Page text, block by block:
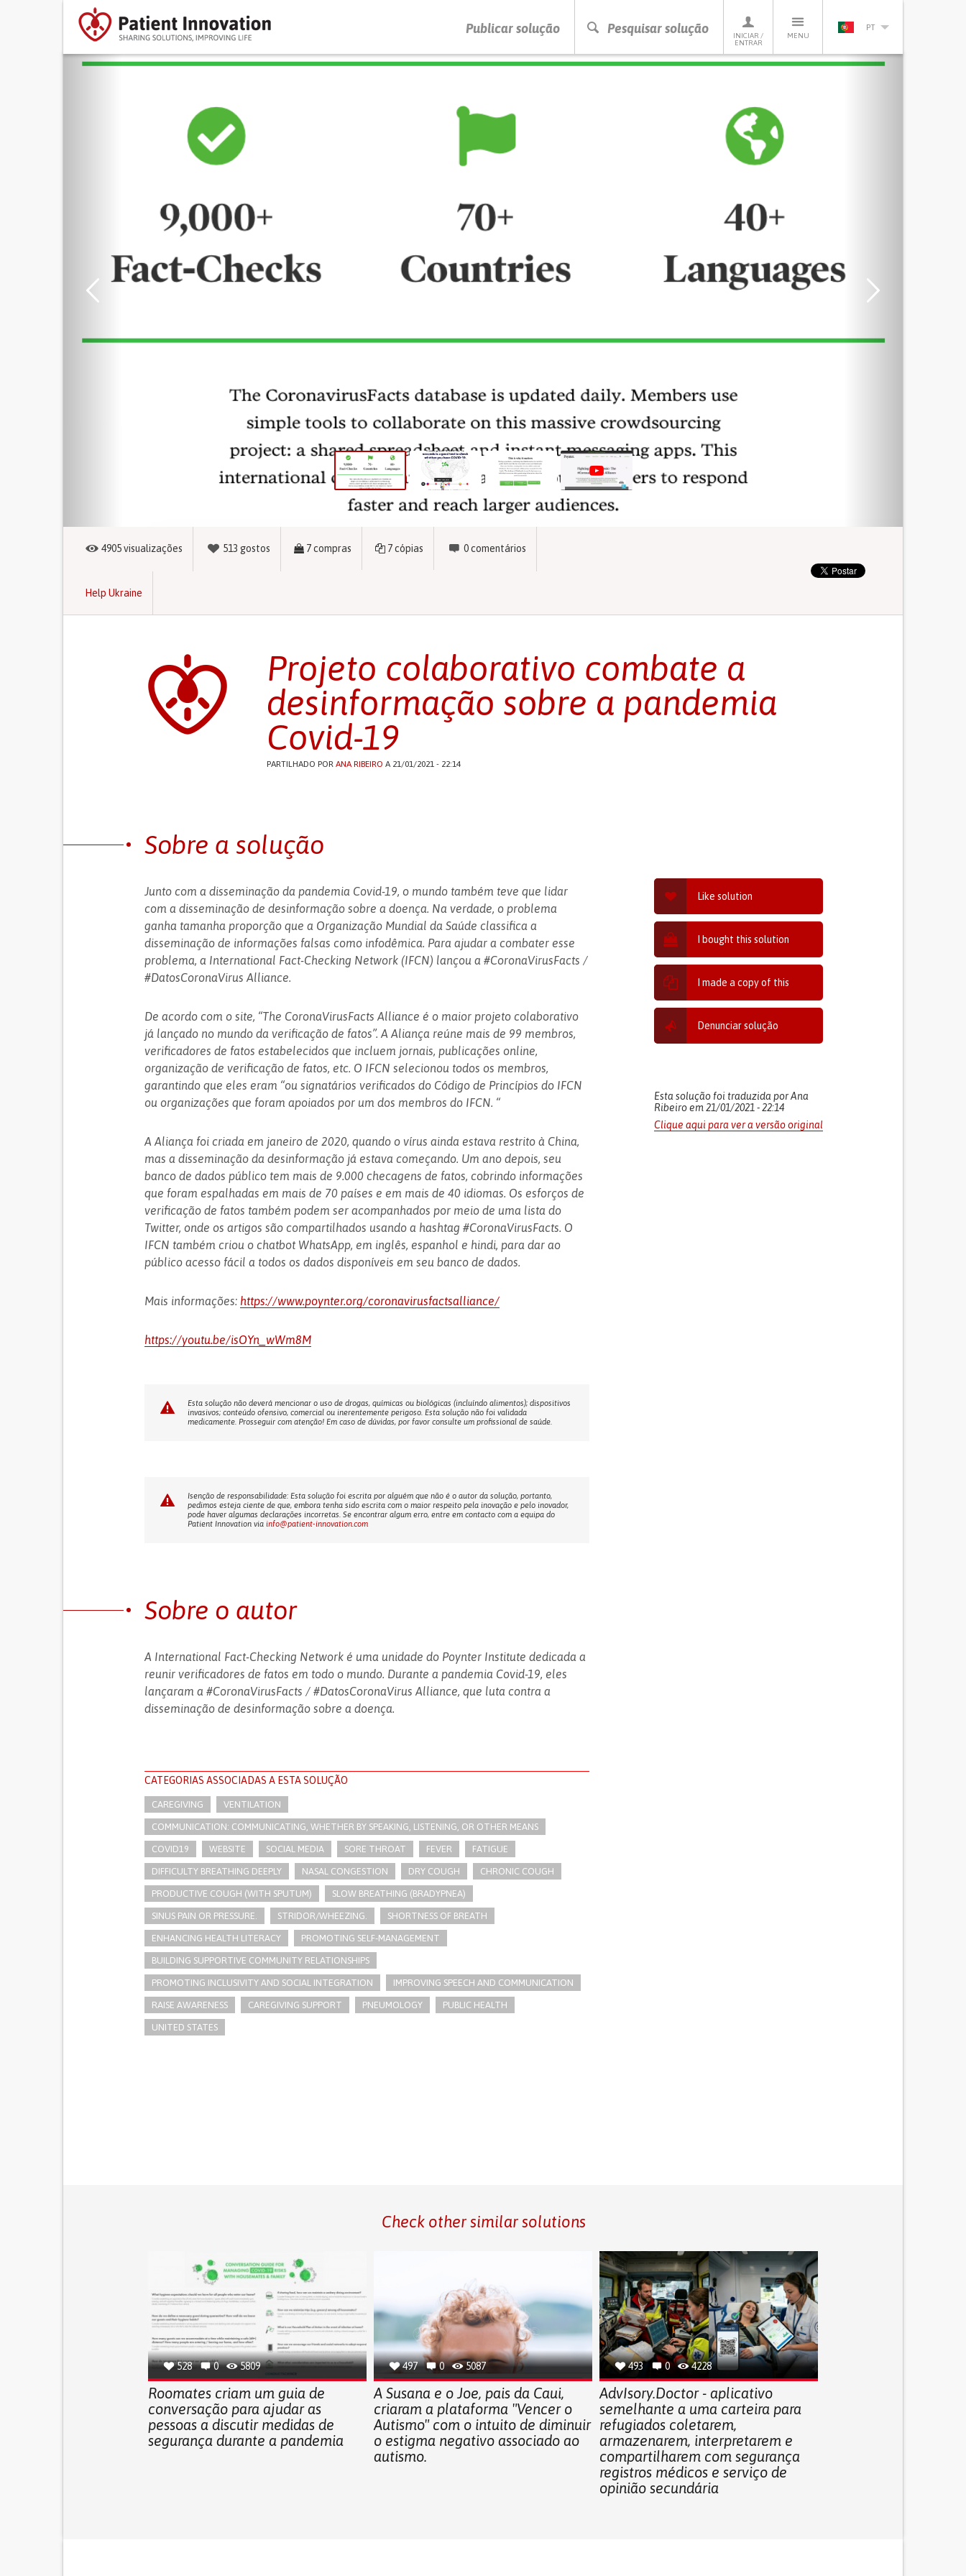
Publicar solução Pesquisar solução
INICIAR /
ENTRAR
MENU
PT
PRESSIONE ENTER PARA PESQUISAR
Previous Next
4905visualizações 513 gostos 7compras 7cópias 0comentários
Help Ukraine
Projeto colaborativo combate a
desinformação sobre a pandemia
Covid-19
PARTILHADO POR ANA RIBEIRO A 21/01/2021 - 22:14
Like solution
I bought this solution
I made a copy of this
Denunciar solução
Esta solução foi traduzida por Ana
Ribeiro em 21/01/2021 - 22:14
Clique aqui para ver a versão original
Sobre a solução
Junto com a disseminação da pandemia Covid-19, o mundo também teve que lidar
com a disseminação de desinformação sobre a doença. Na verdade, o problema
ganha tamanha proporção que a Organização Mundial da Saúde classifica a
disseminação de informações falsas como infodêmica. Para ajudar a combater esse
problema, a International Fact-Checking Network (IFCN) lançou a #CoronaVirusFacts /
#DatosCoronaVirus Alliance.
De acordo com o site, “The CoronaVirusFacts Alliance é o maior projeto colaborativo
já lançado no mundo da verificação de fatos”. A Aliança reúne mais de 99 membros,
verificadores de fatos estabelecidos que incluem jornais, publicações online,
organização de verificação de fatos, etc. O IFCN selecionou todos os membros,
garantindo que eles eram “ou signatários verificados do Código de Princípios do IFCN
ou organizações que foram apoiados por um dos membros do IFCN. “
A Aliança foi criada em janeiro de 2020, quando o vírus ainda estava restrito à China,
mas a disseminação da desinformação já estava começando. Um ano depois, seu
banco de dados público tem mais de 9.000 checagens de fatos, cobrindo informações
que foram espalhadas em mais de 70 países e em mais de 40 idiomas. Os esforços de
verificação de fatos também podem ser acompanhados por meio de uma lista do
Twitter, onde os artigos são compartilhados usando a hashtag #CoronaVirusFacts. O
IFCN também criou o chatbot WhatsApp, em inglês, espanhol e hindi, para dar ao
público acesso fácil a todos os dados disponíveis em seu banco de dados.
Mais informações: https://www.poynter.org/coronavirusfactsalliance/
https://youtu.be/isOYn_wWm8M
Esta solução não deverá mencionar o uso de drogas, químicas ou biológicas (incluíndo alimentos); dispositivos
invasivos; conteúdo ofensivo, comercial ou inerentemente perigoso. Esta solução não foi validada
medicamente. Prosseguir com atenção! Em caso de dúvidas, por favor consulte um profissional de saúde.
Isenção de responsabilidade: Esta solução foi escrita por alguém que não é o autor da solução, portanto,
pedimos esteja ciente de que, embora tenha sido escrita com o maior respeito pela inovação e pelo inovador,
pode haver algumas declarações incorretas. Se encontrar algum erro, entre em contacto com a equipa do
Patient Innovation via info@patient-innovation.com
Sobre o autor
A International Fact-Checking Network é uma unidade do Poynter Institute dedicada a
reunir verificadores de fatos em todo o mundo. Durante a pandemia Covid-19, eles
lançaram a #CoronaVirusFacts / #DatosCoronaVirus Alliance, que luta contra a
disseminação de desinformação sobre a doença.
CATEGORIAS ASSOCIADAS A ESTA SOLUÇÃO
CAREGIVING VENTILATION
COMMUNICATION: COMMUNICATING, WHETHER BY SPEAKING, LISTENING, OR OTHER MEANS
COVID19 WEBSITE SOCIAL MEDIA SORE THROAT FEVER FATIGUE
DIFFICULTY BREATHING DEEPLY NASAL CONGESTION DRY COUGH CHRONIC COUGH
PRODUCTIVE COUGH (WITH SPUTUM) SLOW BREATHING (BRADYPNEA)
SINUS PAIN OR PRESSURE. STRIDOR/WHEEZING. SHORTNESS OF BREATH
ENHANCING HEALTH LITERACY PROMOTING SELF-MANAGEMENT
BUILDING SUPPORTIVE COMMUNITY RELATIONSHIPS
PROMOTING INCLUSIVITY AND SOCIAL INTEGRATION IMPROVING SPEECH AND COMMUNICATION
RAISE AWARENESS CAREGIVING SUPPORT PNEUMOLOGY PUBLIC HEALTH
UNITED STATES
Check other similar solutions
528 0 5809
Roomates criam um guia de
conversação para ajudar as
pessoas a discutir medidas de
segurança durante a pandemia
497 0 5087
A Susana e o Joe, pais da Caui,
criaram a plataforma "Vencer o
Autismo" com o intuito de diminuir
o estigma negativo associado ao
autismo.
493 0 4228
AdvIsory.Doctor - aplicativo
semelhante a uma carteira para
refugiados coletarem,
armazenarem, interpretarem e
compartilharem com segurança
registros médicos e serviço de
opinião secundária